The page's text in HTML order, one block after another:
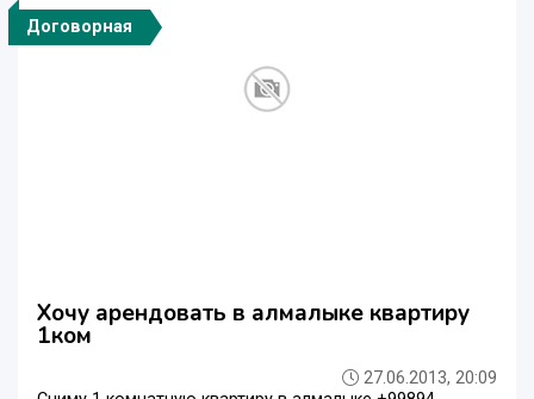
Договорная
Хочу арендовать в алмалыке квартиру
1ком
27.06.2013, 20:09